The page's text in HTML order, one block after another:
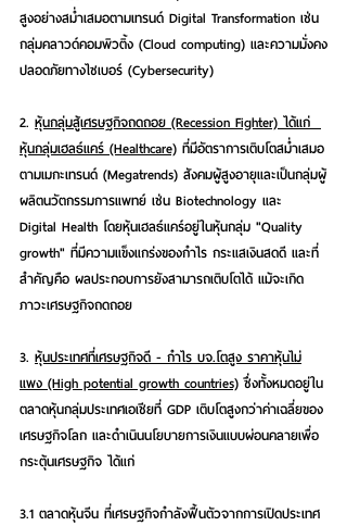
สูงอย่างสม่ำเสมอตามเทรนด์ Digital Transformation เช่น
กลุ่มคลาวด์คอมพิวติ้ง (Cloud computing) และความมั่งคง
ปลอดภัยทางไซเบอร์ (Cybersecurity)
2. หุ้นกลุ่มสู้เศรษฐกิจถดถอย (Recession Fighter) ได้แก่
หุ้นกลุ่มเฮลธ์แคร์ (Healthcare) ที่มีอัตราการเติบโตสม่ำเสมอ
ตามเมกะเทรนด์ (Megatrends) สังคมผู้สูงอายุและเป็นกลุ่มผู้
ผลิตนวัตกรรมการแพทย์ เช่น Biotechnology และ
Digital Health โดยหุ้นเฮลธ์แคร์อยู่ในหุ้นกลุ่ม "Quality
growth" ที่มีความแข็งแกร่งของกำไร กระแสเงินสดดี และที่
สำคัญคือ ผลประกอบการยังสามารถเติบโตได้ แม้จะเกิด
ภาวะเศรษฐกิจถดถอย
3. หุ้นประเทศที่เศรษฐกิจดี - กำไร บจ.โตสูง ราคาหุ้นไม่
แพง (High potential growth countries) ซึ่งทั้งหมดอยู่ใน
ตลาดหุ้นกลุ่มประเทศเอเชียที่ GDP เติบโตสูงกว่าค่าเฉลี่ยของ
เศรษฐกิจโลก และดำเนินนโยบายการเงินแบบผ่อนคลายเพื่อ
กระตุ้นเศรษฐกิจ ได้แก่
3.1 ตลาดหุ้นจีน ที่เศรษฐกิจกำลังฟื้นตัวจากการเปิดประเทศ